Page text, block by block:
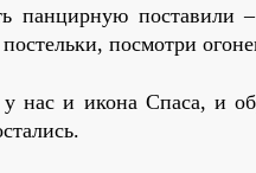
панцирную поставили
посмотри
у нас и икона Спаса, и